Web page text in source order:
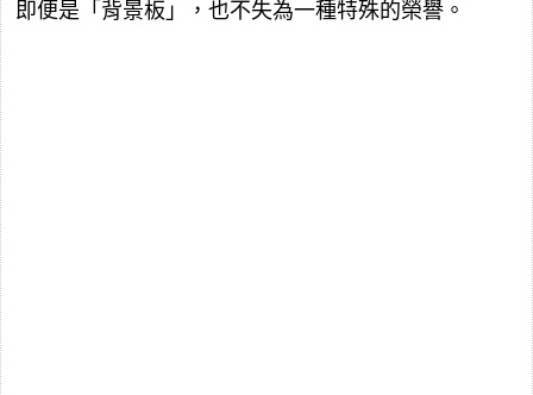
即便是「背景板」，也不失為一種特殊的榮譽。